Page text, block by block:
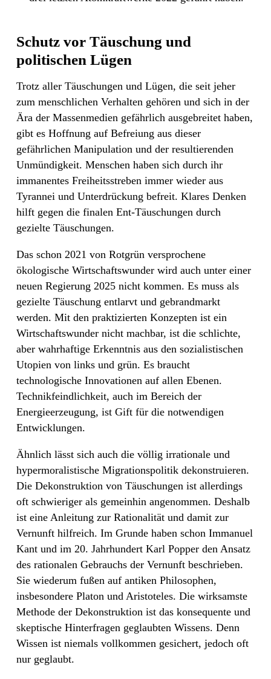
Schutz vor Täuschung und
politischen Lügen
Trotz aller Täuschungen und Lügen, die seit jeher
zum menschlichen Verhalten gehören und sich in der
Ära der Massenmedien gefährlich ausgebreitet haben,
gibt es Hoffnung auf Befreiung aus dieser
gefährlichen Manipulation und der resultierenden
Unmündigkeit. Menschen haben sich durch ihr
immanentes Freiheitsstreben immer wieder aus
Tyrannei und Unterdrückung befreit. Klares Denken
hilft gegen die finalen Ent-Täuschungen durch
gezielte Täuschungen.
Das schon 2021 von Rotgrün versprochene
ökologische Wirtschaftswunder wird auch unter einer
neuen Regierung 2025 nicht kommen. Es muss als
gezielte Täuschung entlarvt und gebrandmarkt
werden. Mit den praktizierten Konzepten ist ein
Wirtschaftswunder nicht machbar, ist die schlichte,
aber wahrhaftige Erkenntnis aus den sozialistischen
Utopien von links und grün. Es braucht
technologische Innovationen auf allen Ebenen.
Technikfeindlichkeit, auch im Bereich der
Energieerzeugung, ist Gift für die notwendigen
Entwicklungen.
Ähnlich lässt sich auch die völlig irrationale und
hypermoralistische Migrationspolitik dekonstruieren.
Die Dekonstruktion von Täuschungen ist allerdings
oft schwieriger als gemeinhin angenommen. Deshalb
ist eine Anleitung zur Rationalität und damit zur
Vernunft hilfreich. Im Grunde haben schon Immanuel
Kant und im 20. Jahrhundert Karl Popper den Ansatz
des rationalen Gebrauchs der Vernunft beschrieben.
Sie wiederum fußen auf antiken Philosophen,
insbesondere Platon und Aristoteles. Die wirksamste
Methode der Dekonstruktion ist das konsequente und
skeptische Hinterfragen geglaubten Wissens. Denn
Wissen ist niemals vollkommen gesichert, jedoch oft
nur geglaubt.